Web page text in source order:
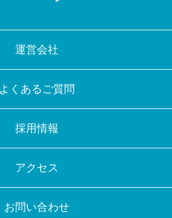
運営会社
よくあるご質問
採用情報
アクセス
お問い合わせ